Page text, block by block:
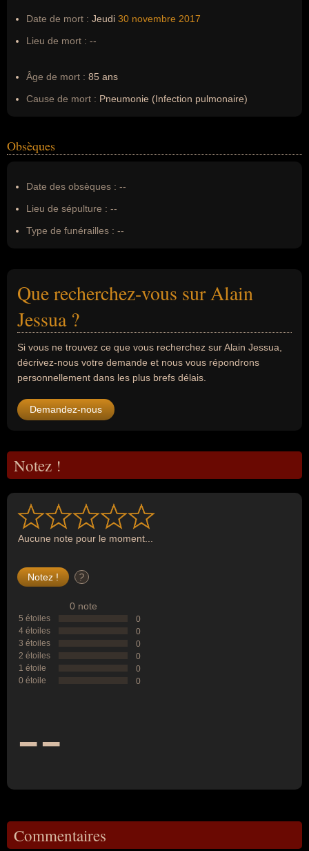
Date de mort : Jeudi 30 novembre 2017
Lieu de mort : --
Âge de mort : 85 ans
Cause de mort : Pneumonie (Infection pulmonaire)
Obsèques
Date des obsèques : --
Lieu de sépulture : --
Type de funérailles : --
Que recherchez-vous sur Alain
Jessua ?
Si vous ne trouvez ce que vous recherchez sur Alain Jessua,
décrivez-nous votre demande et nous vous répondrons
personnellement dans les plus brefs délais.
Demandez-nous
Notez !
Aucune note pour le moment...
?
0 note
5 étoiles
0
4 étoiles
0
3 étoiles
0
2 étoiles
0
1 étoile
0
0 étoile
0
--
Commentaires